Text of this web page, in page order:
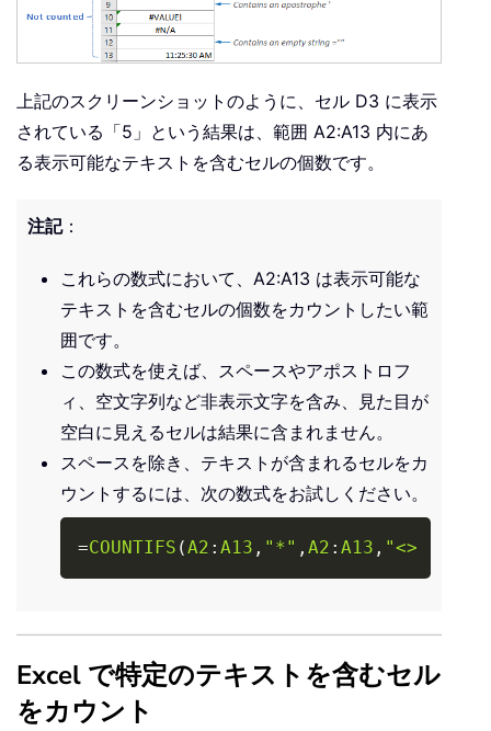
上記のスクリーンショットのように、セル D3 に表示
されている「5」という結果は、範囲 A2:A13 内にあ
る表示可能なテキストを含むセルの個数です。
注記：
これらの数式において、A2:A13 は表示可能な
テキストを含むセルの個数をカウントしたい範
囲です。
この数式を使えば、スペースやアポストロフ
ィ、空文字列など非表示文字を含み、見た目が
空白に見えるセルは結果に含まれません。
スペースを除き、テキストが含まれるセルをカ
ウントするには、次の数式をお試しください。
=COUNTIFS (A2 : A13 , "*" , A2 : A13 , "<> "
Copy
Excel で特定のテキストを含むセル
をカウント